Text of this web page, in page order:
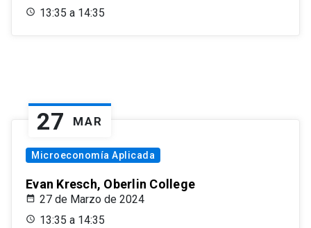
13:35 a 14:35
27 MAR
Microeconomía Aplicada
Evan Kresch, Oberlin College
27 de Marzo de 2024
13:35 a 14:35